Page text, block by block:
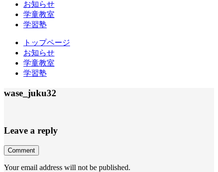
お知らせ
学童教室
学習塾
トップページ
お知らせ
学童教室
学習塾
wase_juku32
Leave a reply
Comment
Your email address will not be published.